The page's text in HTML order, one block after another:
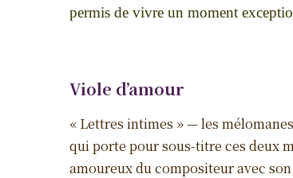
permis de vivre un moment
Viole d’amour
« Lettres intimes » — les
qui porte pour sous-titre ces deux
amoureux du compositeur avec